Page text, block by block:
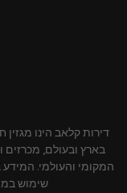
דירות קלאב הינו
בארץ ובעולם, מכרזים
המקומי והעולמי.
שימוש